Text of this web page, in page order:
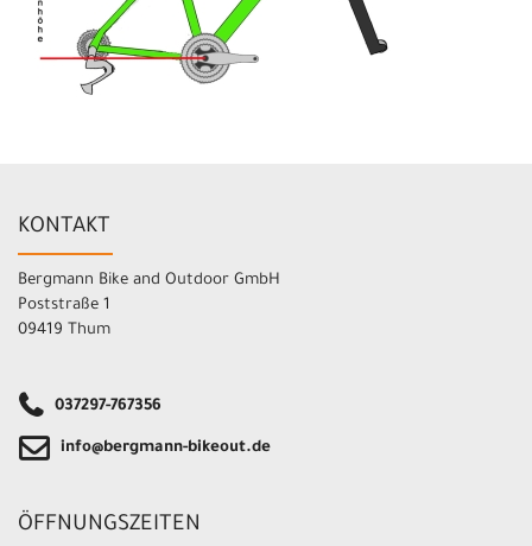
KONTAKT
Bergmann Bike and Outdoor GmbH
Poststraße 1
09419 Thum
037297-767356
info@bergmann-bikeout.de
ÖFFNUNGSZEITEN